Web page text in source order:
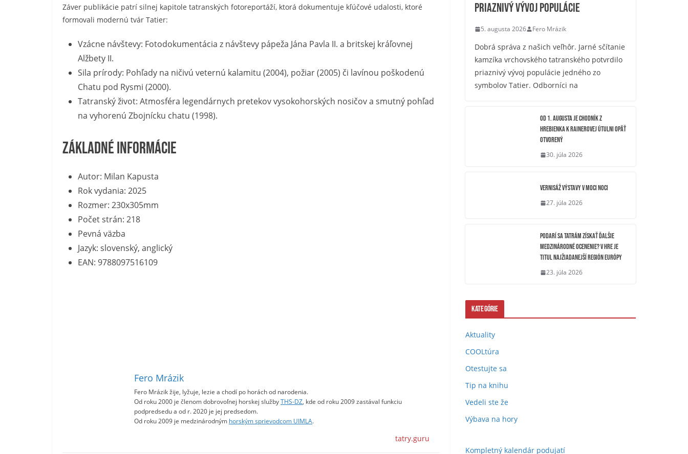
Záver publikácie patrí silnej kapitole tatranských fotoreportáží, ktorá dokumentuje kľúčové udalosti, ktoré
formovali modernú tvár Tatier:
Vzácne návštevy: Fotodokumentácia z návštevy pápeža Jána Pavla II. a britskej kráľovnej
Alžbety II.
Sila prírody: Pohľady na ničivú veternú kalamitu (2004), požiar (2005) či lavínou poškodenú
Chatu pod Rysmi (2000).
Tatranský život: Atmosféra legendárnych pretekov vysokohorských nosičov a smutný pohľad
na vyhorenú Zbojnícku chatu (1998).
Základné informácie
Autor: Milan Kapusta
Rok vydania: 2025
Rozmer: 230x305mm
Počet strán: 218
Pevná väzba
Jazyk: slovenský, anglický
EAN: 9788097516109
Fero Mrázik
Fero Mrázik žije, lyžuje, lezie a chodí po horách od narodenia.
Od roku 2000 je členom dobrovoľnej horskej službyTHS-DZ, kde od roku 2009 zastával funkciu
podpredsedu a od r. 2020 je jej predsedom.
Od roku 2009 je medzinárodným horským sprievodcom UIMLA.
tatry.guru
priaznivý vývoj populácie
5. augusta 2026 Fero Mrázik
Dobrá správa z našich veľhôr. Jarné sčítanie
kamzíka vrchovského tatranského potvrdilo
priaznivý vývoj populácie jedného zo
symbolov Tatier. Odborníci na
OD 1. AUGUSTA JE CHODNÍK Z
HREBIENKA K RAINEROVEJ ÚTULNI OPÄŤ
OTVORENÝ
30. júla 2026
Vernisáž výstavy V moci noci
27. júla 2026
Podarí sa Tatrám získať ďalšie
medzinárodné ocenenie? V hre je
titul Najžiadanejší región Európy
23. júla 2026
Kategórie
Aktuality
COOLtúra
Otestujte sa
Tip na knihu
Vedeli ste že
Výbava na hory
Kompletný kalendár podujatí